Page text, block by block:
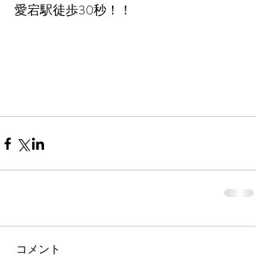
愛宕駅徒歩30秒！！
コメント